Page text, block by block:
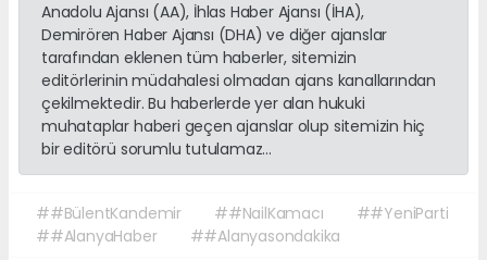
Anadolu Ajansı (AA), İhlas Haber Ajansı (İHA),
Demirören Haber Ajansı (DHA) ve diğer ajanslar
tarafından eklenen tüm haberler, sitemizin
editörlerinin müdahalesi olmadan ajans kanallarından
çekilmektedir. Bu haberlerde yer alan hukuki
muhataplar haberi geçen ajanslar olup sitemizin hiç
bir editörü sorumlu tutulamaz...
##BülentKandemir ##NailKamacı
##YeniParti
##AlanyaHaber
##Alanyasondakika